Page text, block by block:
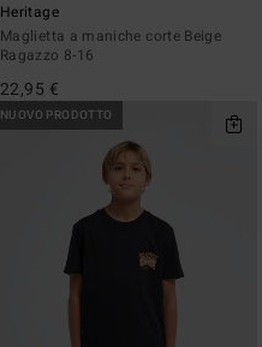
Heritage
Maglietta a maniche corte Beige
Ragazzo 8-16
22,95 €
NUOVO PRODOTTO